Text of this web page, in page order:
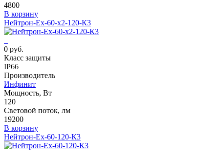
4800
В корзину
Нейтрон-Ех-60-х2-120-К3
0 руб.
Класс защиты
IP66
Производитель
Инфинит
Мощность, Вт
120
Световой поток, лм
19200
В корзину
Нейтрон-Ех-60-120-К3